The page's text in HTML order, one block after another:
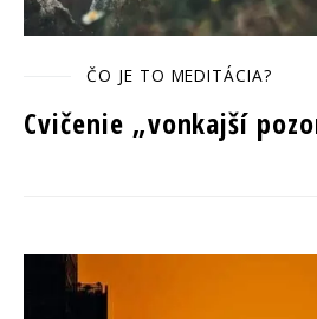
ČO JE TO MEDITÁCIA?
Cvičenie „vonkajší